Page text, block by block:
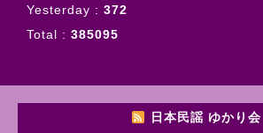
Yesterday : 372
Total : 385095
日本民謡 ゆかり会